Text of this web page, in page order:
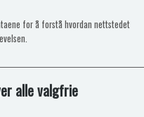
for å forstå hvordan nettstedet
alle valgfrie